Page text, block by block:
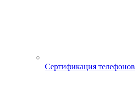
Сертификация телефонов